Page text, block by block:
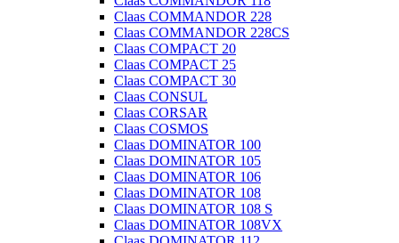
Claas COMMANDOR 228
Claas COMMANDOR 228CS
Claas COMPACT 20
Claas COMPACT 25
Claas COMPACT 30
Claas CONSUL
Claas CORSAR
Claas COSMOS
Claas DOMINATOR 100
Claas DOMINATOR 105
Claas DOMINATOR 106
Claas DOMINATOR 108
Claas DOMINATOR 108 S
Claas DOMINATOR 108VX